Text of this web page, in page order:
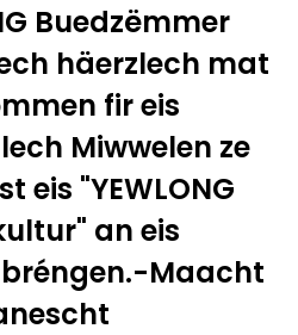
Buedzëmmer
häerzlech mat
fir eis
Miwwelen ze
eis "YEWLONG
an eis
Maacht